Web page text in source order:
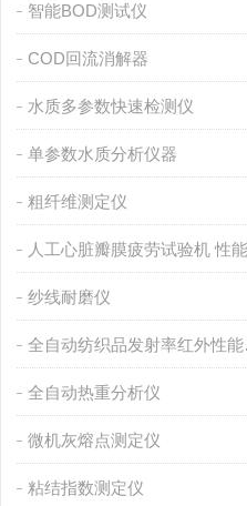
智能BOD测试仪
COD回流消解器
水质多参数快速检测仪
单参数水质分析仪器
粗纤维测定仪
纱线耐磨仪
全自
全自动热重分析仪
微机灰熔点测定仪
粘结指数测定仪